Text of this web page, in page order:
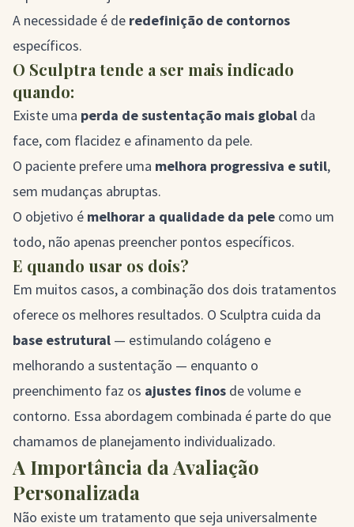
A necessidade é de redefinição de contornos
específicos.
O Sculptra tende a ser mais indicado
quando:
Existe uma perda de sustentação mais global da
face, com flacidez e afinamento da pele.
O paciente prefere uma melhora progressiva e sutil,
sem mudanças abruptas.
O objetivo é melhorar a qualidade da pele como um
todo, não apenas preencher pontos específicos.
E quando usar os dois?
Em muitos casos, a combinação dos dois tratamentos
oferece os melhores resultados. O Sculptra cuida da
base estrutural — estimulando colágeno e
melhorando a sustentação — enquanto o
preenchimento faz os ajustes finos de volume e
contorno. Essa abordagem combinada é parte do que
chamamos de planejamento individualizado.
A Importância da Avaliação
Personalizada
Não existe um tratamento que seja universalmente